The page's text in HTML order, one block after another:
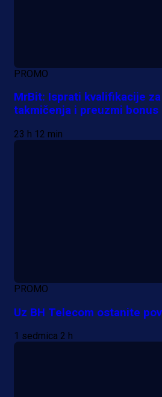
PROMO
MrBit: Isprati kvalifikacije
takmičenja i preuzmi
23 h 12 min
PROMO
Uz BH Telecom ostanite
1 sedmica 2 h